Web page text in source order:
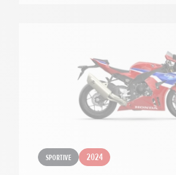
Sportive 2024